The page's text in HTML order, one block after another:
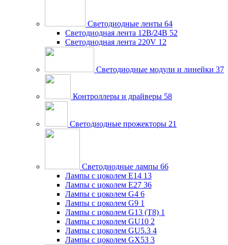
Светодиодные ленты 64
Светодиодная лента 12В/24В 52
Светодиодная лента 220V 12
Светодиодные модули и линейки 37
Контроллеры и драйверы 58
Светодиодные прожекторы 21
Светодиодные лампы 66
Лампы с цоколем E14 13
Лампы с цоколем E27 36
Лампы с цоколем G4 6
Лампы с цоколем G9 1
Лампы с цоколем G13 (Т8) 1
Лампы с цоколем GU10 2
Лампы с цоколем GU5.3 4
Лампы с цоколем GX53 3